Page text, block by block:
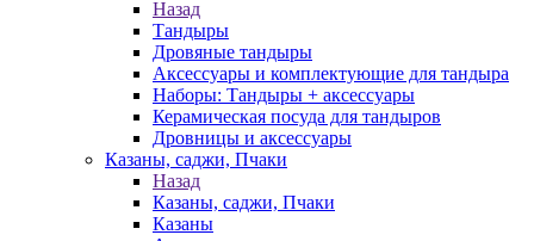
Назад
Тандыры
Дровяные тандыры
Аксессуары и комплектующие для тандыра
Наборы: Тандыры + аксессуары
Керамическая посуда для тандыров
Дровницы и аксессуары
Казаны, саджи, Пчаки
Назад
Казаны, саджи, Пчаки
Казаны